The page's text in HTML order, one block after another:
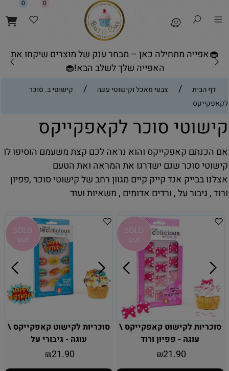
🧁אפייה מתחילה כאן – מבחר ענק של מוצרים שיקחו את
האפייה שלך לשלב הבא!🧁
0 0
דף הבית / צבעי מאכל וקישוטי עוגה /
קישוטי ב. סוכר
לקאפקייקס
קישוטי סוכר לקאפקייקס
אם הכנתם קאפקייקס והוא נראה לכם קצת משעמם הוסיפו לו
קישוטי סוכר שגם ישדרגו את המראה ואת הטעם
אצלנו בבייק אנד קייק קיים מגוון רחב של קישוטי סוכר ,פפיון
ורוד , גיבור על , ורדים אדומים , משאיות ועוד
סוכריות לקישוט קאפקייקס \
עוגה - פפיון ורוד
₪21.90
סוכריות לקישוט קאפקייקס \
עוגה - גיבורי על
₪21.90